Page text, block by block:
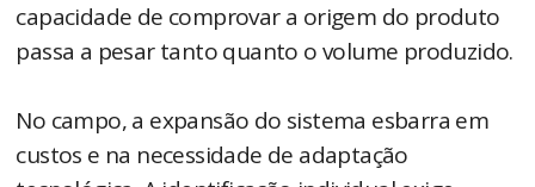
capacidade de comprovar a origem do produto
passa a pesar tanto quanto o volume produzido.
No campo, a expansão do sistema esbarra em
custos e na necessidade de adaptação